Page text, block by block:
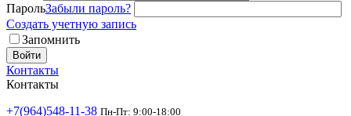
ПарольЗабыли пароль?
Создать учетную запись
Запомнить
Войти
Контакты
Контакты
+7(964)548-11-38 Пн-Пт: 9:00-18:00